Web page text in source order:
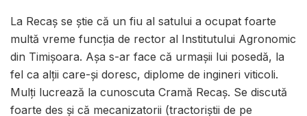
La Recaș se știe că un fiu al satului a ocupat foarte
multă vreme funcția de rector al Institutului Agronomic
din Timișoara. Așa s-ar face că urmașii lui posedă, la
fel ca alții care-și doresc, diplome de ingineri viticoli.
Mulți lucrează la cunoscuta Cramă Recaș. Se discută
foarte des și că mecanizatorii (tractoriștii de pe